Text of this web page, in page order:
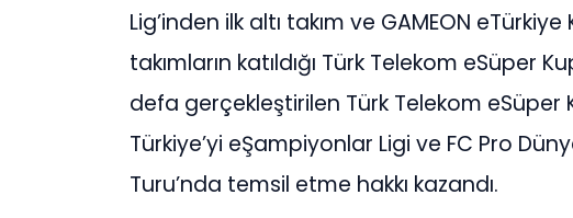
Lig’inden ilk altı takım ve GAMEON
takımların katıldığı Türk Telekom eSüper
defa gerçekleştirilen Türk Telekom eSüper
Türkiye’yi eŞampiyonlar Ligi ve FC Pro
Turu’nda temsil etme hakkı kazandı.